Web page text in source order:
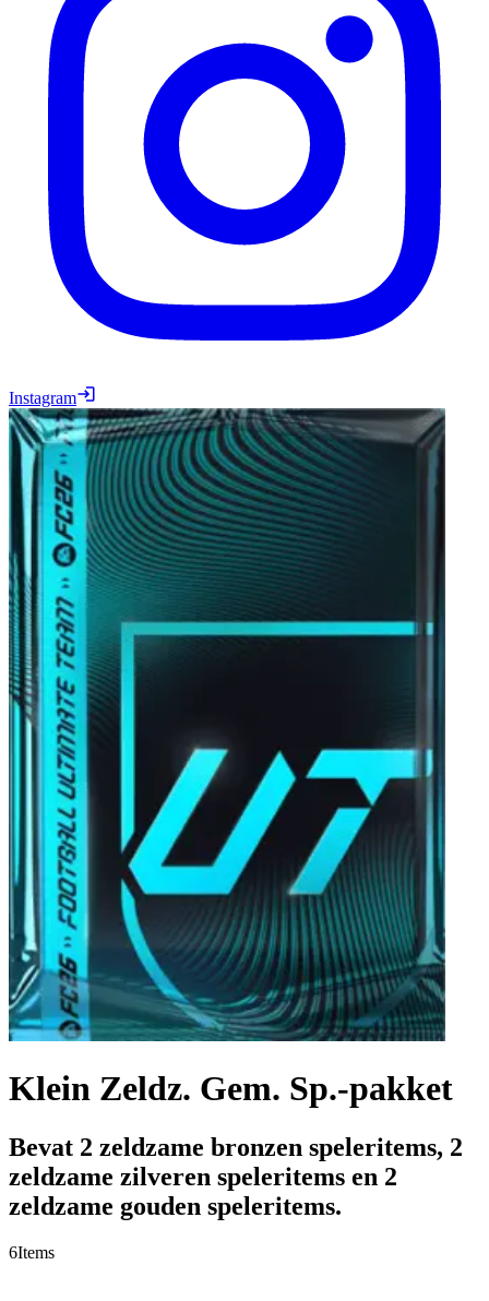
Instagram
Klein Zeldz. Gem. Sp.-pakket
Bevat 2 zeldzame bronzen speleritems, 2
zeldzame zilveren speleritems en 2
zeldzame gouden speleritems.
6Items